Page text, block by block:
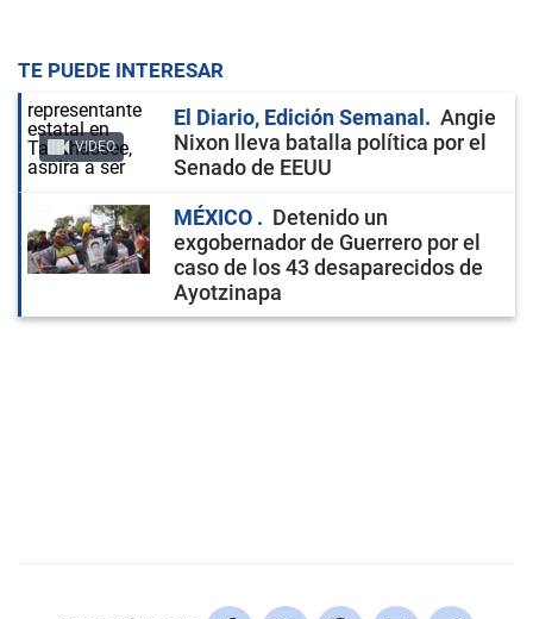
TE PUEDE INTERESAR
VIDEO
El Diario, Edición Semanal
Angie
Nixon lleva batalla política por el
Senado de EEUU
MÉXICO
Detenido un
exgobernador de Guerrero por el
caso de los 43 desaparecidos de
Ayotzinapa